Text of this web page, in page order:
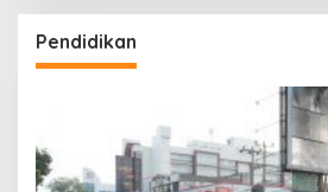
i
u
n
t
:
Pendidikan